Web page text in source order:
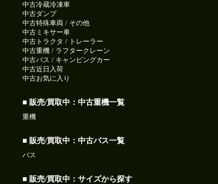
「HP見て」とお伝えいただけるとスムーズです❗
2026-07-15
気温上昇35℃超えるかも!!
今日も元気に頑張りましょう!
●本日ご紹介車両●
【商品番号:14237】高所作業車 H18 デュトロ アイチコーポレ
ーション製 地上高22.1m 自動格納機能 首振りバケット
☎0120-98-1457 営業担当:阿部
「HP見て」とお伝えいただけるとスムーズです❗
今日は明治19年に日本標準時の基準を東経135度に制定され
た日
●本日ご紹介車両●
中古冷蔵冷凍車
中古ダンプ
中古特殊車両 / その他
中古ミキサー車
中古トラクタ / トレーラー
中古重機 / ラフタークレーン
中古バス / キャンピングカー
中古近日入荷
中古お気に入り
■ 販売/買取中：中古重機一覧
重機
■ 販売/買取中：中古バス一覧
バス
■ 販売/買取中：サイズから探す